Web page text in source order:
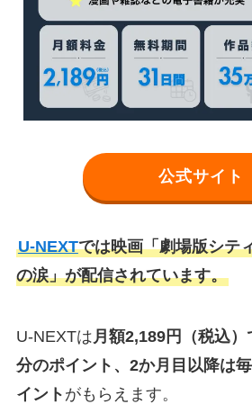
公式サイト
U-NEXTでは映画「劇場版シテ
の涙」が配信されています。
U-NEXTは月額2,189円（税込
分のポイント、2か月目以降は
イント がもらえます。